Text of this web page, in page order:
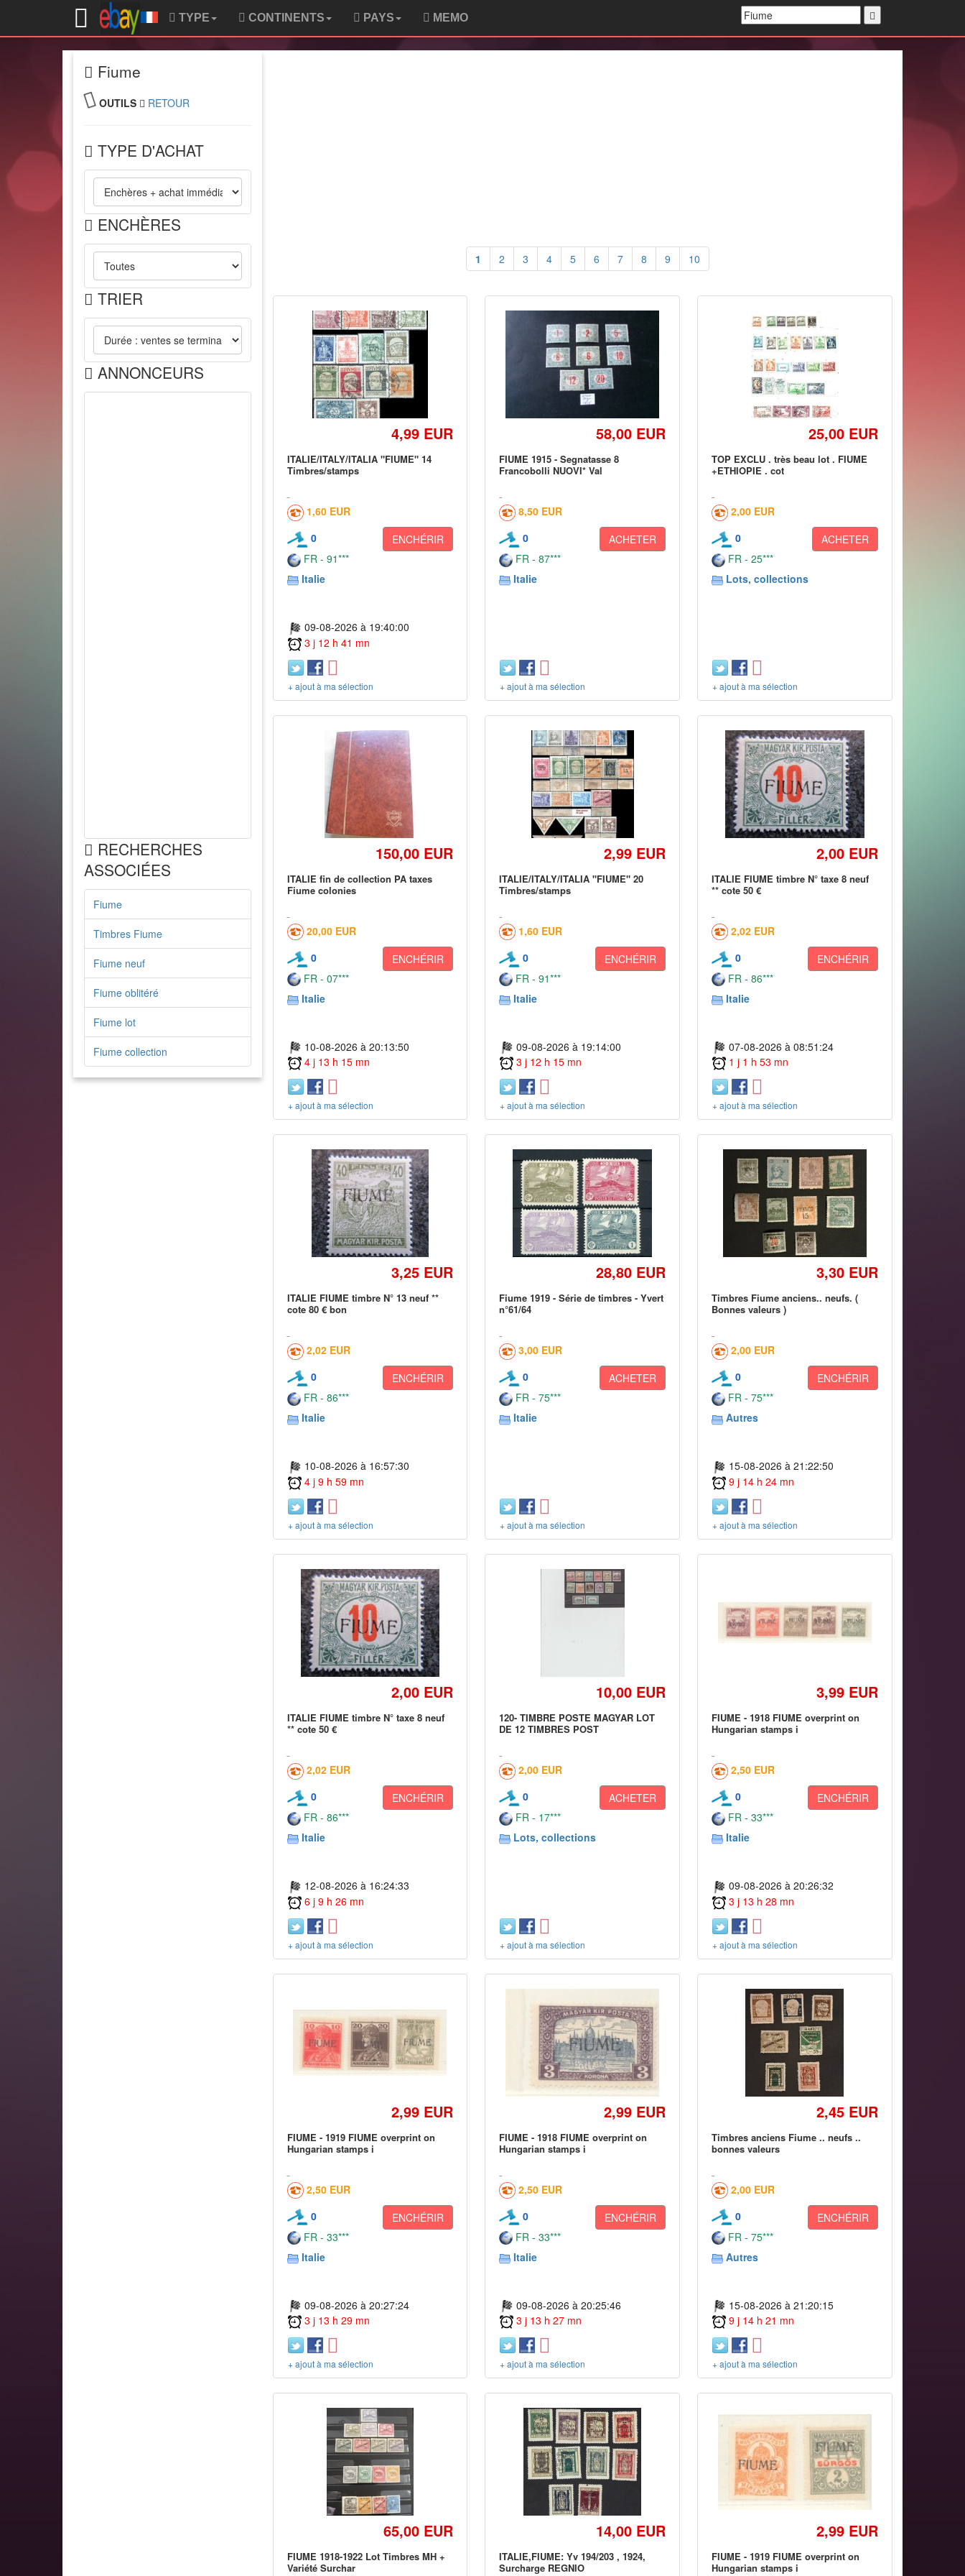
TYPE CONTINENTS PAYS MEMO
Fiume
OUTILS RETOUR
TYPE D'ACHAT
ENCHÈRES
TRIER
ANNONCEURS
RECHERCHES
ASSOCIÉES
Fiume
Timbres Fiume
Fiume neuf
Fiume oblitéré
Fiume lot
Fiume collection
1 2 3 4 5 6 7 8 9 10
4,99 EUR
ITALIE/ITALY/ITALIA "FIUME" 14
Timbres/stamps
1,60 EUR
0
ENCHÉRIR
FR - 91***
Italie
09-08-2026 à 19:40:00
3 j 12 h 41 mn
+ ajout à ma sélection
58,00 EUR
FIUME 1915 - Segnatasse 8
Francobolli NUOVI* Val
8,50 EUR
0
ACHETER
FR - 87***
Italie
+ ajout à ma sélection
25,00 EUR
TOP EXCLU . très beau lot . FIUME
+ETHIOPIE . cot
2,00 EUR
0
ACHETER
FR - 25***
Lots, collections
+ ajout à ma sélection
150,00 EUR
ITALIE fin de collection PA taxes
Fiume colonies
20,00 EUR
0
ENCHÉRIR
FR - 07***
Italie
10-08-2026 à 20:13:50
4 j 13 h 15 mn
+ ajout à ma sélection
2,99 EUR
ITALIE/ITALY/ITALIA "FIUME" 20
Timbres/stamps
1,60 EUR
0
ENCHÉRIR
FR - 91***
Italie
09-08-2026 à 19:14:00
3 j 12 h 15 mn
+ ajout à ma sélection
2,00 EUR
ITALIE FIUME timbre N° taxe 8 neuf
** cote 50 €
2,02 EUR
0
ENCHÉRIR
FR - 86***
Italie
07-08-2026 à 08:51:24
1 j 1 h 53 mn
+ ajout à ma sélection
3,25 EUR
ITALIE FIUME timbre N° 13 neuf **
cote 80 € bon
2,02 EUR
0
ENCHÉRIR
FR - 86***
Italie
10-08-2026 à 16:57:30
4 j 9 h 59 mn
+ ajout à ma sélection
28,80 EUR
Fiume 1919 - Série de timbres - Yvert
n°61/64
3,00 EUR
0
ACHETER
FR - 75***
Italie
+ ajout à ma sélection
3,30 EUR
Timbres Fiume anciens.. neufs. (
Bonnes valeurs )
2,00 EUR
0
ENCHÉRIR
FR - 75***
Autres
15-08-2026 à 21:22:50
9 j 14 h 24 mn
+ ajout à ma sélection
2,00 EUR
ITALIE FIUME timbre N° taxe 8 neuf
** cote 50 €
2,02 EUR
0
ENCHÉRIR
FR - 86***
Italie
12-08-2026 à 16:24:33
6 j 9 h 26 mn
+ ajout à ma sélection
10,00 EUR
120- TIMBRE POSTE MAGYAR LOT
DE 12 TIMBRES POST
2,00 EUR
0
ACHETER
FR - 17***
Lots, collections
+ ajout à ma sélection
3,99 EUR
FIUME - 1918 FIUME overprint on
Hungarian stamps i
2,50 EUR
0
ENCHÉRIR
FR - 33***
Italie
09-08-2026 à 20:26:32
3 j 13 h 28 mn
+ ajout à ma sélection
2,99 EUR
FIUME - 1919 FIUME overprint on
Hungarian stamps i
2,50 EUR
0
ENCHÉRIR
FR - 33***
Italie
09-08-2026 à 20:27:24
3 j 13 h 29 mn
+ ajout à ma sélection
2,99 EUR
FIUME - 1918 FIUME overprint on
Hungarian stamps i
2,50 EUR
0
ENCHÉRIR
FR - 33***
Italie
09-08-2026 à 20:25:46
3 j 13 h 27 mn
+ ajout à ma sélection
2,45 EUR
Timbres anciens Fiume .. neufs ..
bonnes valeurs
2,00 EUR
0
ENCHÉRIR
FR - 75***
Autres
15-08-2026 à 21:20:15
9 j 14 h 21 mn
+ ajout à ma sélection
65,00 EUR
FIUME 1918-1922 Lot Timbres MH +
Variété Surchar
14,00 EUR
ITALIE,FIUME: Yv 194/203 , 1924,
Surcharge REGNIO
2,99 EUR
FIUME - 1919 FIUME overprint on
Hungarian stamps i